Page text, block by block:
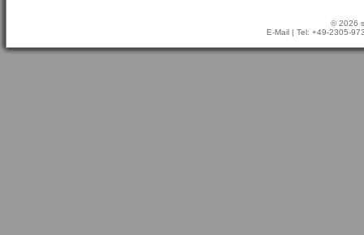
© 2026
E-Mail | Tel: +49-2305-